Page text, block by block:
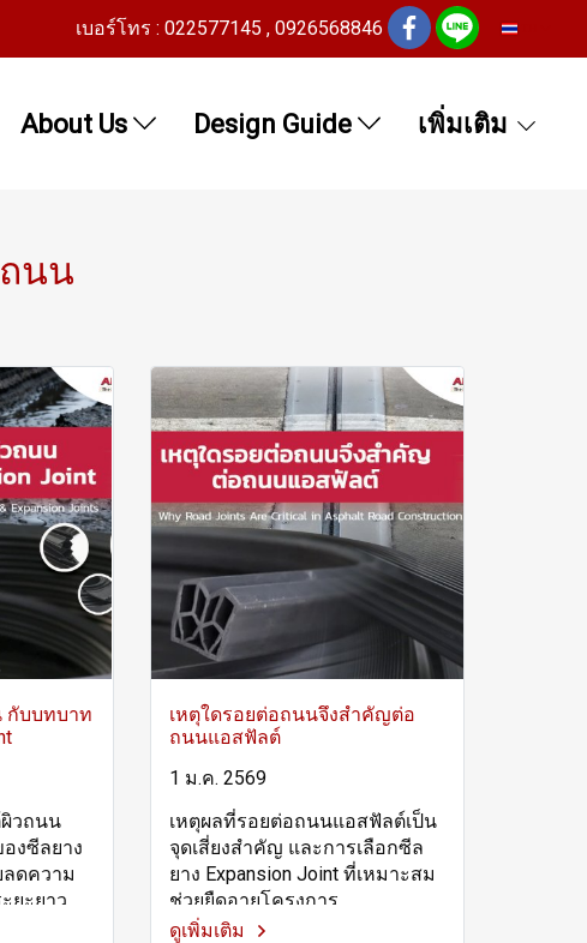
เบอร์โทร : 022577145 , 0926568846
About Us Design Guide เพิ่มเติม
นน
กับบทบาท
วถนน
งซีลยาง
ลดความ
ยะยาว
เหตุใดรอยต่อถนนจึงสำคัญต่อ
ถนนแอสฟัลต์
1 ม.ค. 2569
เหตุผลที่รอยต่อถนนแอสฟัลต์เป็น
จุดเสี่ยงสำคัญ และการเลือกซีล
ยาง Expansion Joint ที่เหมาะสม
ช่วยยืดอายุโครงการ
ดูเพิ่มเติม